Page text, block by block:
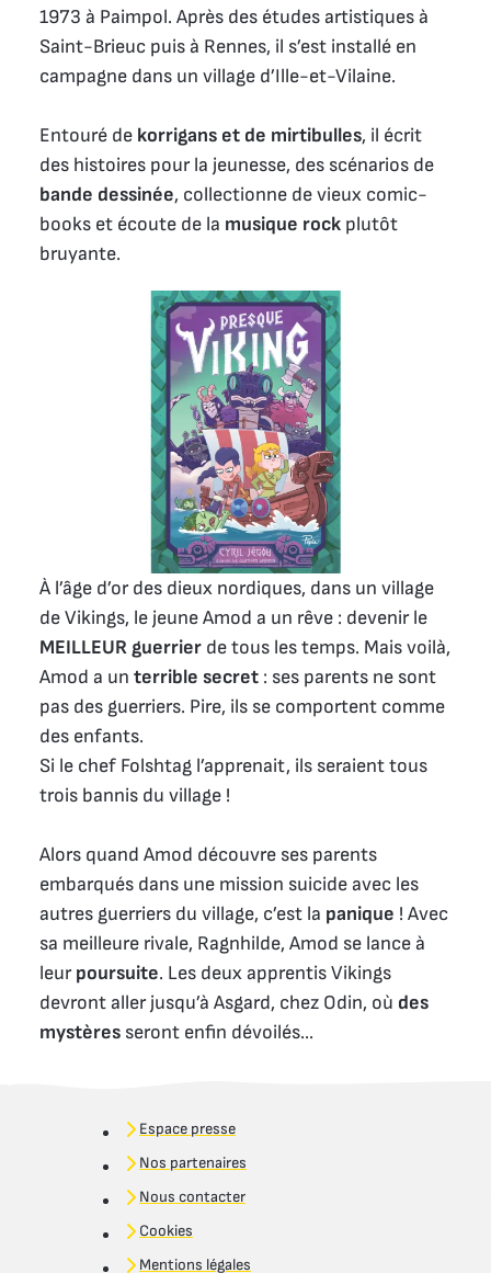
1973 à Paimpol. Après des études artistiques à
Saint-Brieuc puis à Rennes, il s’est installé en
campagne dans un village d’Ille-et-Vilaine.
Entouré de korrigans et de mirtibulles, il écrit
des histoires pour la jeunesse, des scénarios de
bande dessinée, collectionne de vieux comic-
books et écoute de la musique rock plutôt
bruyante.
À l’âge d’or des dieux nordiques, dans un village
de Vikings, le jeune Amod a un rêve : devenir le
MEILLEUR guerrier de tous les temps. Mais voilà,
Amod a un terrible secret : ses parents ne sont
pas des guerriers. Pire, ils se comportent comme
des enfants.
Si le chef Folshtag l’apprenait, ils seraient tous
trois bannis du village !
Alors quand Amod découvre ses parents
embarqués dans une mission suicide avec les
autres guerriers du village, c’est la panique ! Avec
sa meilleure rivale, Ragnhilde, Amod se lance à
leur poursuite. Les deux apprentis Vikings
devront aller jusqu’à Asgard, chez Odin, où des
mystères seront enfin dévoilés...
Espace presse
Nos partenaires
Nous contacter
Cookies
Mentions légales